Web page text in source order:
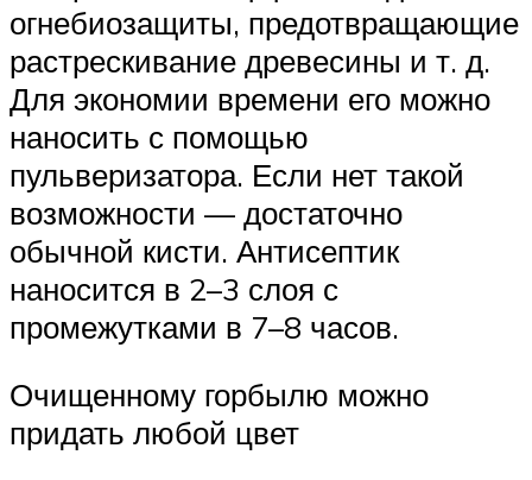
огнебиозащиты, предотвращающие
растрескивание древесины и т. д.
Для экономии времени его можно
наносить с помощью
пульверизатора. Если нет такой
возможности — достаточно
обычной кисти. Антисептик
наносится в 2–3 слоя с
промежутками в 7–8 часов.
Очищенному горбылю можно
придать любой цвет